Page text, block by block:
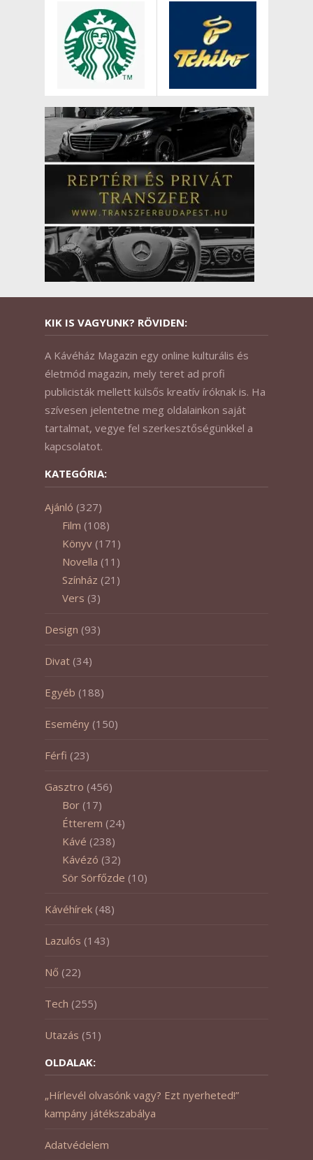
KIK IS VAGYUNK? RÖVIDEN:
A Kávéház Magazin egy online kulturális és
életmód magazin, mely teret ad profi
publicisták mellett külsős kreatív íróknak is. Ha
szívesen jelentetne meg oldalainkon saját
tartalmat, vegye fel szerkesztőségünkkel a
kapcsolatot.
KATEGÓRIA:
Ajánló (327)
Film (108)
Könyv (171)
Novella (11)
Színház (21)
Vers (3)
Design (93)
Divat (34)
Egyéb (188)
Esemény (150)
Férfi (23)
Gasztro (456)
Bor (17)
Étterem (24)
Kávé (238)
Kávézó (32)
Sör Sörfőzde (10)
Kávéhírek (48)
Lazulós (143)
Nő (22)
Tech (255)
Utazás (51)
OLDALAK:
„Hírlevél olvasónk vagy? Ezt nyerheted!”
kampány játékszabálya
Adatvédelem